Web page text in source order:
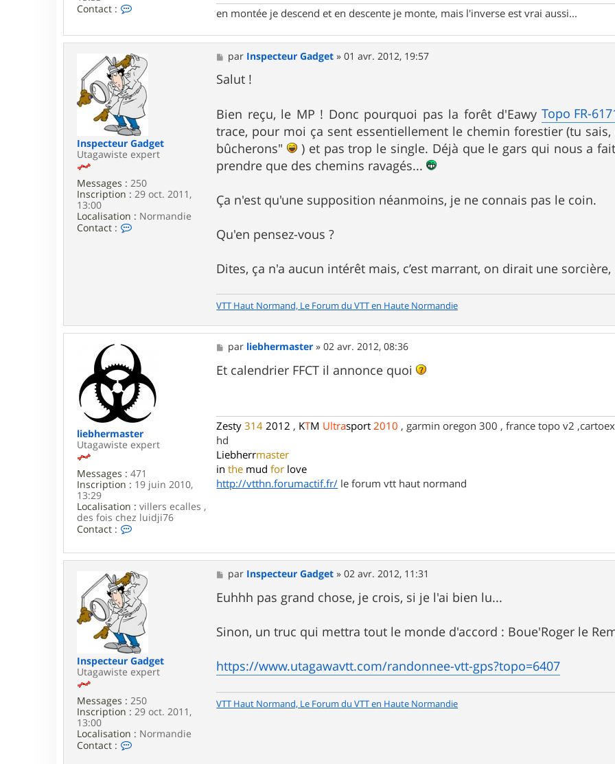
Contact :
t
a
c
t
e
r
s
e
b
d
e
f
6
1
0
en montée je descend et en descente je monte, mais l'inverse est vrai aussi...
Inspecteur Gadget
Utagawiste expert
Messages : 250
Inscription : 29 oct. 2011,
13:00
Localisation : Normandie
Contact :
I
n
s
p
e
c
t
e
r
G
a
g
e
t
M
e
s
s
g
e
par Inspecteur Gadget »01 avr. 2012, 19:57
Salut !
Bien reçu, le MP ! Donc pourquoi pas la forêt d'EawyTopo FR-
trace, pour moi ça sent essentiellement le chemin forestier (tu
bûcherons"
) et pas trop le single. Déjà que le gars qui nous a
prendre que des chemins ravagés...
Ça n'est qu'une supposition néanmoins, je ne connais pas le coin.
Qu'en pensez-vous ?
Dites, ça n'a aucun intérêt mais, c’est marrant, on dirait une
VTT Haut Normand, Le Forum du VTT en Haute Normandie
liebhermaster
Utagawiste expert
Messages : 471
Inscription : 19 juin 2010,
13:29
Localisation : villers ecalles ,
des fois chez luidji76
Contact :
n
t
a
c
t
e
r
i
e
b
h
m
a
t
M
e
s
s
par liebhermaster »02 avr. 2012, 08:36
Et calendrier FFCT il annonce quoi
Zesty 314 2012 , KTM Ultrasport 2010 , garmin oregon 300 , france topo v2
hd
Liebherrmaster
in the mud for love
http://vtthn.forumactif.fr/ le forum vtt haut normand
Inspecteur Gadget
Utagawiste expert
Messages : 250
Inscription : 29 oct. 2011,
13:00
Localisation : Normandie
Contact :
M
e
s
s
g
e
par Inspecteur Gadget »02 avr. 2012, 11:31
Euhhh pas grand chose, je crois, si je l'ai bien lu...
Sinon, un truc qui mettra tout le monde d'accord : Boue'Roger le
https://www.utagawavtt.com/randonnee-vtt-gps?topo=6407
VTT Haut Normand, Le Forum du VTT en Haute Normandie